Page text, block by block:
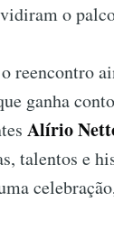
o
reencontro
ganha
Alírio
talentos e